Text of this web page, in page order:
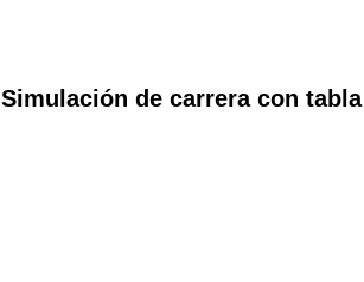
Simulación de carrera con tabla